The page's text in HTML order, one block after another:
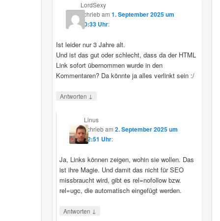
LordSexy
schriebam 1. September 2025 um
10:33 Uhr:
Ist leider nur 3 Jahre alt.
Und ist das gut oder schlecht, dass da der HTML
Link sofort übernommen wurde in den
Kommentaren? Da könnte ja alles verlinkt sein :/
Antworten ↓
Linus
schriebam2. September 2025 um
12:51 Uhr:
Ja, Links können zeigen, wohin sie wollen. Das
ist ihre Magie. Und damit das nicht für SEO
missbraucht wird, gibt es rel=nofollow bzw.
rel=ugc, die automatisch eingefügt werden.
Antworten ↓